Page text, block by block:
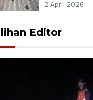
2 April 2026
Editor